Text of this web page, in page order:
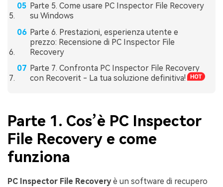
Parte 5. Come usare PC Inspector File Recovery
su Windows
Parte 6. Prestazioni, esperienza utente e
prezzo: Recensione di PC Inspector File
Recovery
Parte 7. Confronta PC Inspector File Recovery
con Recoverit - La tua soluzione definitiva!
Parte 1. Cos’è PC Inspector
File Recovery e come
funziona
PC Inspector File Recoveryè un software di recupero